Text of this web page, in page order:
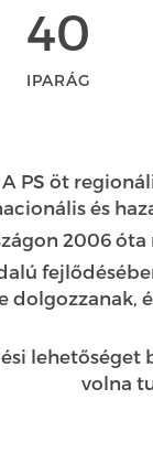
40
IPARÁG
PS öt
és
2006
volna